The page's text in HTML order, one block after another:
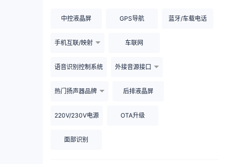
中控液晶屏 GPS导航 蓝牙/车载电话
手机互联/映射 车联网
语音识别控制系统 外接音源接口
热门扬声器品牌 后排液晶屏
220V/230V电源 OTA升级
面部识别